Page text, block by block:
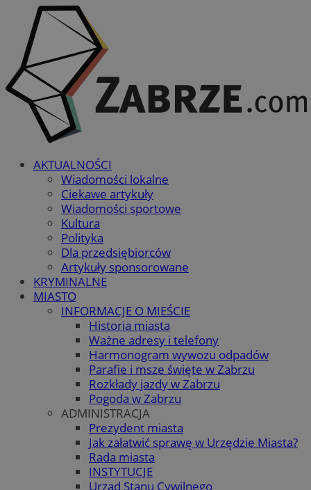
AKTUALNOŚCI
Wiadomości lokalne
Ciekawe artykuły
Wiadomości sportowe
Kultura
Polityka
Dla przedsiębiorców
Artykuły sponsorowane
KRYMINALNE
MIASTO
INFORMACJE O MIEŚCIE
Historia miasta
Ważne adresy i telefony
Harmonogram wywozu odpadów
Parafie i msze święte w Zabrzu
Rozkłady jazdy w Zabrzu
Pogoda w Zabrzu
ADMINISTRACJA
Prezydent miasta
Jak załatwić sprawę w Urzędzie Miasta?
Rada miasta
INSTYTUCJE
Urząd Stanu Cywilnego